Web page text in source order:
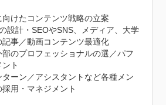
向けたコンテンツ戦略の立案
設計・SEOやSNS、メディア、大学
事／動画コンテンツ最適化
部のプロフェッショナルの選／パフ
ト
ターン／アシスタントなど各種メン
用・マネジメント